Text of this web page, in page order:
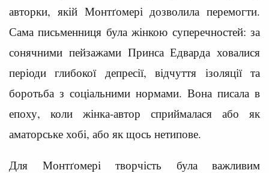
авторки, якій Монтґомері дозволила перемогти.
Сама письменниця була жінкою суперечностей: за
сонячними пейзажами Принса Едварда ховалися
періоди глибокої депресії, відчуття ізоляції та
боротьба з соціальними нормами. Вона писала в
епоху, коли жінка-автор сприймалася або як
аматорське хобі, або як щось нетипове.
Для Монтґомері творчість була важливим